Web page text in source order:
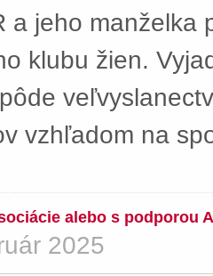
a jeho manželka
klubu žien.
vzhľadom na
alebo s podporou
2025